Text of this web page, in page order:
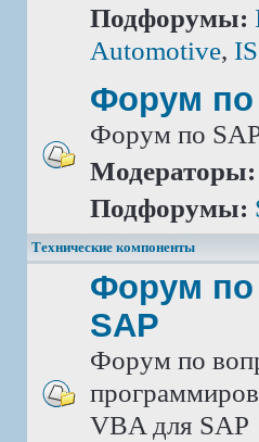
Подфорумы:
Automotive,
Форум по
Форум по
Модераторы:
Подфорумы:
Технические компоненты
Форум
SAP
Форум по
VBA для SAP